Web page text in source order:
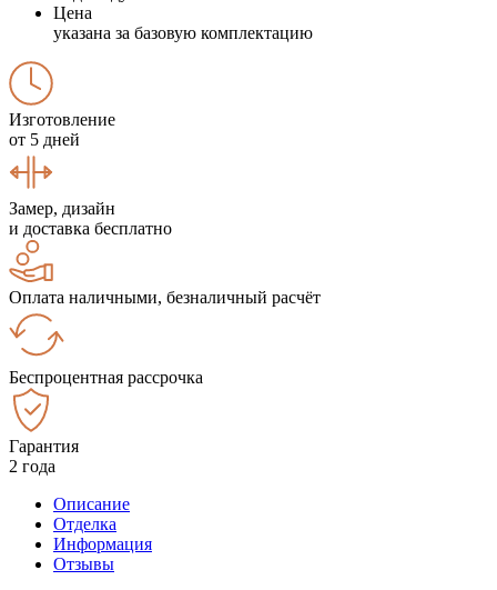
Цена
указана за базовую комплектацию
Изготовление
от 5 дней
Замер, дизайн
и доставка бесплатно
Оплата наличными, безналичный расчёт
Беспроцентная рассрочка
Гарантия
2 года
Описание
Отделка
Информация
Отзывы